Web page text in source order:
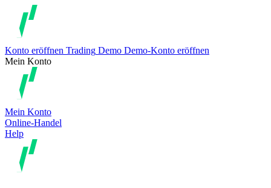
Konto eröffnen Trading Demo Demo-Konto eröffnen
Mein Konto
Mein Konto
Online-Handel
Help